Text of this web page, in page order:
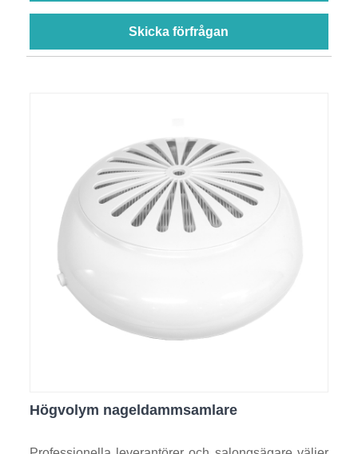
Skicka förfrågan
Högvolym nageldammsamlare